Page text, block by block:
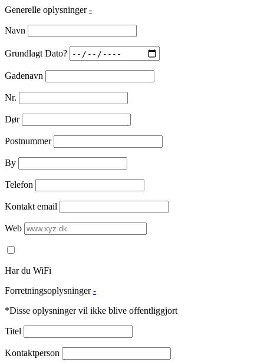
Generelle oplysninger -
Navn
Grundlagt Dato?
Gadenavn
Nr.
Dør
Postnummer
By
Telefon
Kontakt email
Web
Har du WiFi
Forretningsoplysninger -
*Disse oplysninger vil ikke blive offentliggjort
Titel
Kontaktperson